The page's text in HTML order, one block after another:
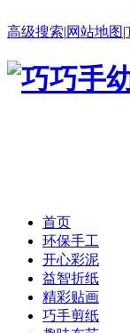
高级搜索|网站地图|
首页
环保手工
开心彩泥
益智折纸
精彩贴画
巧手剪纸